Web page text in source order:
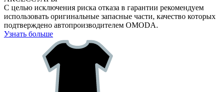
С целью исключения риска отказа в гарантии рекомендуем
использовать оригинальные запасные части, качество которых
подтверждено автопроизводителем OMODA.
Узнать больше